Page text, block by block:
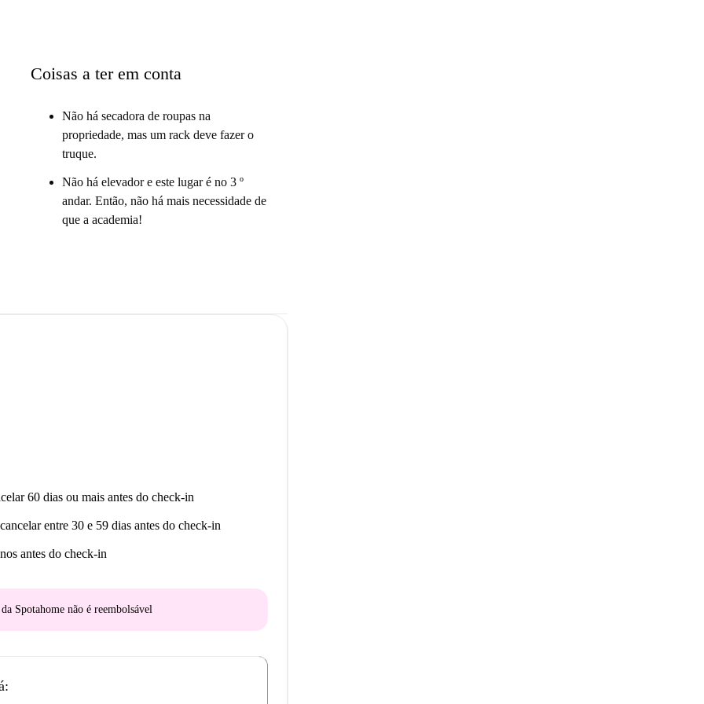
multicultural cheio de cantos interessantes. Ah, e
- Ixelles tem restaurantes que servem cozinha de
dentro - os fumantes se alegram!
Então, não há mais necessidade de que a academia!
é ideal.
Coisas a ter em conta
Não há secadora de roupas na
propriedade, mas um rack deve fazer o
truque.
Não há elevador e este lugar é no 3 º
andar. Então, não há mais necessidade de
que a academia!
60 dias ou mais antes do check-in
entre 30 e 59 dias antes do check-in
antes do check-in
Spotahome não é reembolsável